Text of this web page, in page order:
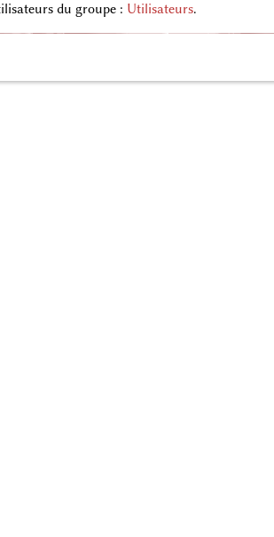
du groupe : Utilisateurs.